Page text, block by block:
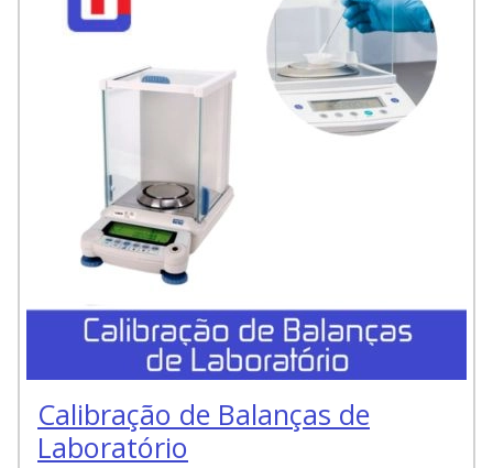
Calibração de Balanças de
Laboratório